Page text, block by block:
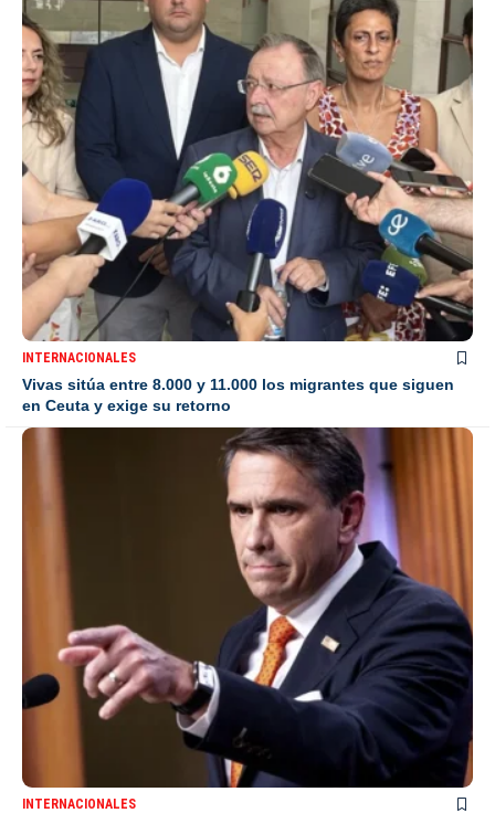
INTERNACIONALES
Vivas sitúa entre 8.000 y 11.000 los migrantes que siguen
en Ceuta y exige su retorno
INTERNACIONALES